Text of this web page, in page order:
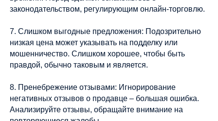
законодательством, регулирующим онлайн-торговлю.
7. Слишком выгодные предложения: Подозрительно
низкая цена может указывать на подделку или
мошенничество. Слишком хорошее, чтобы быть
правдой, обычно таковым и является.
8. Пренебрежение отзывами: Игнорирование
негативных отзывов о продавце – большая ошибка.
Анализируйте отзывы, обращайте внимание на